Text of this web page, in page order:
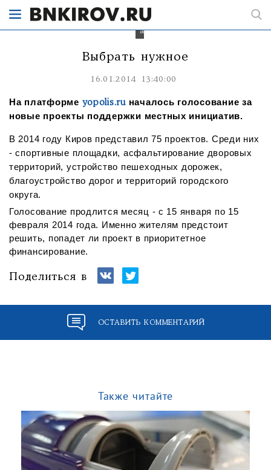
«Преображенская
аллея»
Выбрать нужное
16.01.2014 13:40:00
На платформе yopolis.ruначалось голосование за
новые проекты поддержки местных инициатив.
В 2014 году Киров представил 75 проектов. Среди них
- спортивные площадки, асфальтирование дворовых
территорий, устройство пешеходных дорожек,
благоустройство дорог и территорий городского
округа.
Голосование продлится месяц - с 15 января по 15
февраля 2014 года. Именно жителям предстоит
решить, попадет ли проект в приоритетное
финансирование.
Поделиться в
ОСТАВИТЬ КОММЕНТАРИЙ
Также читайте